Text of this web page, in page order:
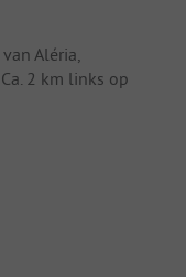
Aléria,
2 km links op